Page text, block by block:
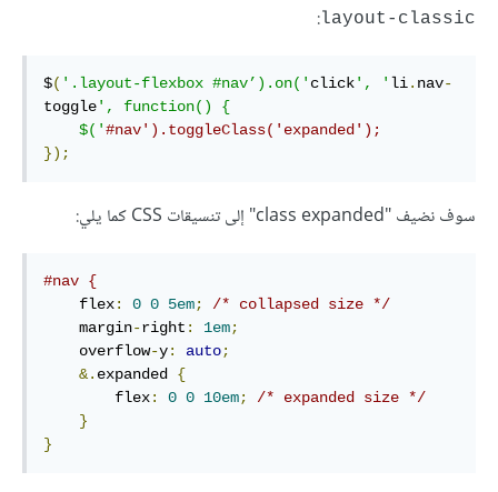
layout-classic
:
$( '.layout-flexbox #nav’).on(' click', ' li. nav-
toggle', function() {
    $('
#nav').toggleClass('expanded');
});
سوف نضيف "class expanded" إلى تنسيقات CSS كما يلي:
#nav {
    flex
: 0 0 5em;
/* collapsed size */
    margin
-right : 1em;
    overflow
-y: auto;
&. expanded {
        flex
: 0 0 10em;
/* expanded size */
}
}